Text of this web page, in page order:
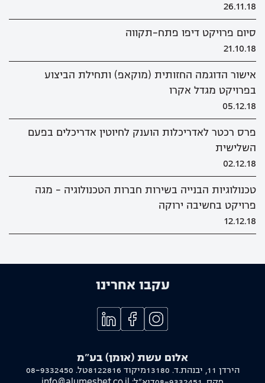
26.11.18
סיום פרויקט דיפו פתח-תקווה
21.10.18
אישור הדוגמה החזותית (מוקאפ) ותחילת הביצוע
בפרויקט מגדל אקרו
05.12.18
פרס רכטר לאדריכלות הוענק לחיוטין אדריכלים בפעם
השלישית
02.12.18
טכנולוגיות הבנייה בשירות חברות הטכנולוגיה - מגה
פרויקט בחשיבה ירוקה
12.12.18
עקבו אחרינו
אלום עשת (אומן) בע"מ
הירדן 11, יבנה ת.ד. 13180 מיקוד 8122816 טל. 08-9332450